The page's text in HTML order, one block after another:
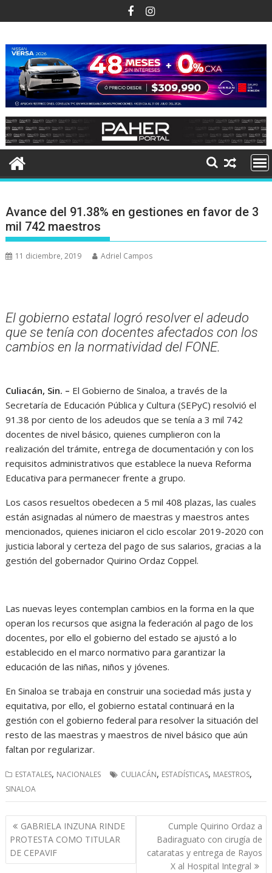
al
Avance del 91.38% en gestiones en favor de 3
mil 742 maestros
11 diciembre, 2019 Adriel Campos
El gobierno estatal logró resolver el adeudo
que se tenía con docentes afectados con los
cambios en la normatividad del FONE.
Culiacán, Sin. – El Gobierno de Sinaloa, a través de la
Secretaría de Educación Pública y Cultura (SEPyC) resolvió el
91.38 por ciento de los adeudos que se tenía a 3 mil 742
docentes de nivel básico, quienes cumplieron con la
realización del trámite, entrega de documentación y con los
requisitos administrativos que establece la nueva Reforma
Educativa para permanecer frente a grupo.
Los casos resueltos obedecen a 5 mil 408 plazas, las cuales
están asignadas al número de maestras y maestros antes
mencionados, quienes iniciaron el ciclo escolar 2019-2020 con
justicia laboral y certeza del pago de sus salarios, gracias a la
gestión del gobernador Quirino Ordaz Coppel.
Las nuevas leyes contemplan cambios en la forma en la que
operan los recursos que asigna la federación al pago de los
docentes, por ello el gobierno del estado se ajustó a lo
establecido en el marco normativo para garantizar la
educación de las niñas, niños y jóvenes.
En Sinaloa se trabaja en construir una sociedad más justa y
equitativa, por ello, el gobierno estatal continuará en la
gestión con el gobierno federal para resolver la situación del
resto de las maestras y maestros de nivel básico que aún
faltan por regularizar.
ESTATALES, NACIONALES CULIACÁN, ESTADÍSTICAS, MAESTROS,
SINALOA
Navegación
de
entradas
GABRIELA INZUNA RINDE
PROTESTA COMO TITULAR
DE CEPAVIF
Cumple Quirino Ordaz a
Badiraguato con cirugía de
cataratas y entrega de Rayos
X al Hospital Integral